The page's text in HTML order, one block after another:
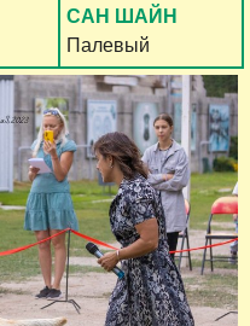
САН ШАЙН
Палевый